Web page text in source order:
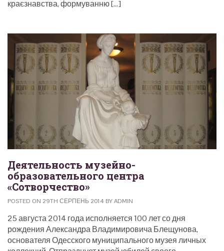
краєзнавства, формуванню […]
Деятельность музейно-
образовательного центра
«Сотворчество»
POSTED ON 29TH СЕРПЕНЬ 2014 BY ADMIN
25 августа 2014 года исполняется 100 лет со дня
рождения Александра Владимировича Блещунова,
основателя Одесского муниципального музея личных